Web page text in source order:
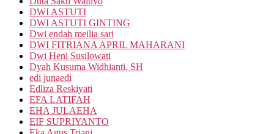
DWI ASTUTI
DWI ASTUTI GINTING
Dwi endah meilia sari
DWI FITRIANA APRIL MAHARANI
Dwi Heni Susilowati
Dyah Kusuma Widhianti, SH
edi junaedi
Edliza Reskiyati
EFA LATIFAH
EHA JULAEHA
EIF SUPRIYANTO